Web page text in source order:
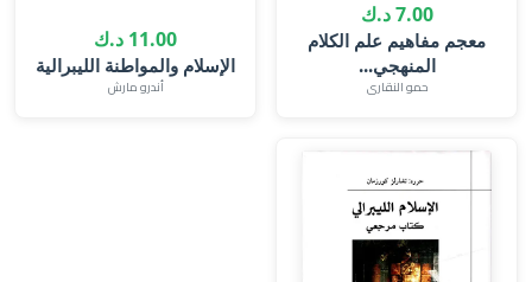
7.00 د.ك
معجم مفاهيم علم الكلام
المنهجي...
حمو النقارى
11.00 د.ك
الإسلام والمواطنة الليبرالية
أندرو مارش